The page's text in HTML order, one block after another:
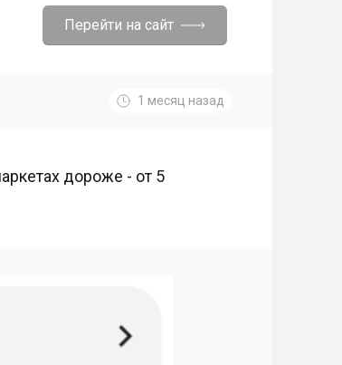
Перейти на сайт
1 месяц назад
дороже - от 5